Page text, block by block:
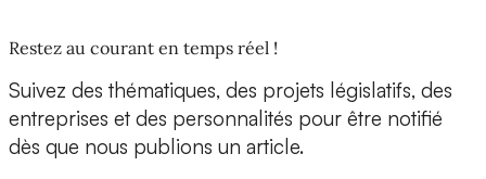
Restez au courant en temps réel !
Suivez des thématiques, des projets législatifs, des
entreprises et des personnalités pour être notifié
dès que nous publions un article.